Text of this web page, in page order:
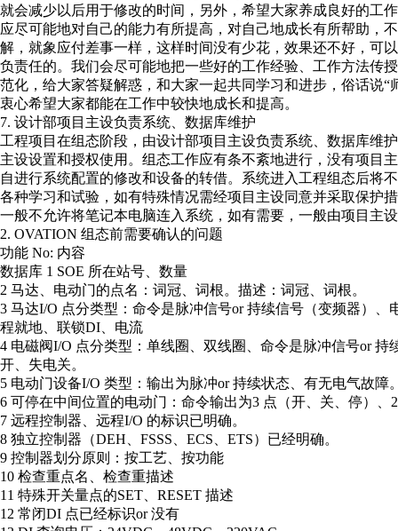
就会减少以后用于修改的时间，另外，希望大家养成良好的工
应尽可能地对自己的能力有所提高，对自己地成长有所帮助，
解，就象应付差事一样，这样时间没有少花，效果还不好，可
负责任的。我们会尽可能地把一些好的工作经验、工作方法传
范化，给大家答疑解惑，和大家一起共同学习和进步，俗话说“
衷心希望大家都能在工作中较快地成长和提高。
7. 设计部项目主设负责系统、数据库维护
工程项目在组态阶段，由设计部项目主设负责系统、数据库维
主设设置和授权使用。组态工作应有条不紊地进行，没有项目
自进行系统配置的修改和设备的转借。系统进入工程组态后将
各种学习和试验，如有特殊情况需经项目主设同意并采取保护
一般不允许将笔记本电脑连入系统，如有需要，一般由项目主
2. OVATION 组态前需要确认的问题
功能 No: 内容
数据库 1 SOE 所在站号、数量
2 马达、电动门的点名：词冠、词根。描述：词冠、词根。
3 马达I/O 点分类型：命令是脉冲信号or 持续信号（变频器）、
程就地、联锁DI、电流
4 电磁阀I/O 点分类型：单线圈、双线圈、命令是脉冲信号or 持
开、失电关。
5 电动门设备I/O 类型：输出为脉冲or 持续状态、有无电气故障
6 可停在中间位置的电动门：命令输出为3 点（开、关、停）、
7 远程控制器、远程I/O 的标识已明确。
8 独立控制器（DEH、FSSS、ECS、ETS）已经明确。
9 控制器划分原则：按工艺、按功能
10 检查重点名、检查重描述
11 特殊开关量点的SET、RESET 描述
12 常闭DI 点已经标识or 没有